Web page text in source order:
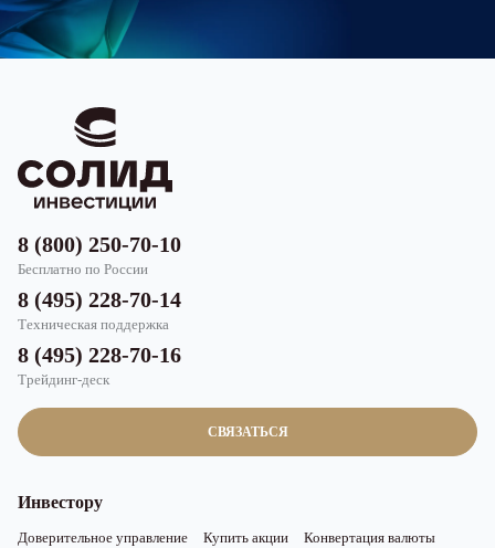
СВЯЗАТЬСЯ
8 (800) 250-70-10
Бесплатно по России
8 (495) 228-70-14
Техническая поддержка
8 (495) 228-70-16
Трейдинг-деск
Инвестору
Доверительное управление Купить акции Конвертация валюты